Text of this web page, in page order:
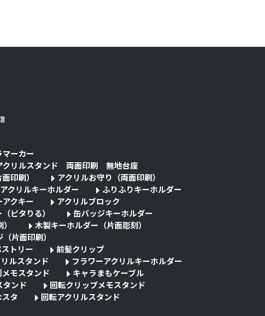
ーカー
クリルスタンド 両面印刷 無地台座
印刷）
アクリルお守り（両面印刷）
クリルキーホルダー
ふりふりキーホルダー
クキー
アクリルブロック
ピタりる）
缶バッジキーホルダー
木製キーホルダー（片面彫刻）
片面印刷）
トリー
前髪クリップ
ルスタンド
フラワーアクリルキーホルダー
モスタンド
キャラまもケーブル
タンド
回転クリップメモスタンド
タ
回転アクリルスタンド